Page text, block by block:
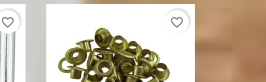
favorite_border favorite_border